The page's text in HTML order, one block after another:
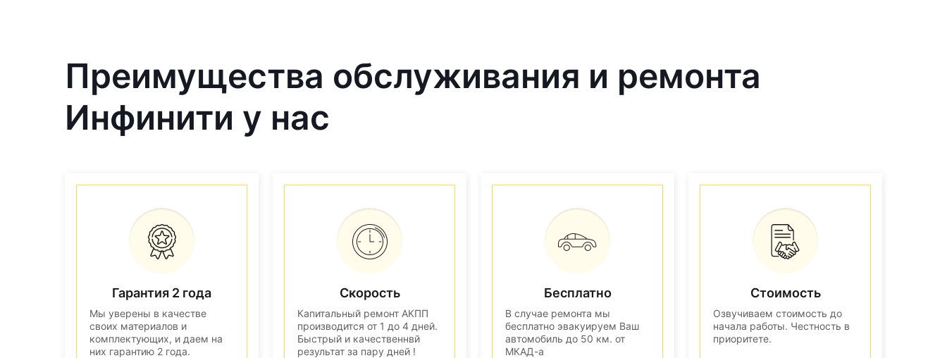
Преимущества обслуживания и ремонта
Инфинити у нас
Гарантия 2 года
Мы уверены в качестве
своих материалов и
комплектующих, и даем на
них гарантию 2 года.
Скорость
Капитальный ремонт АКПП
производится от 1 до 4 дней.
Быстрый и качественнвй
результат за пару дней !
Бесплатно
В случае ремонта мы
бесплатно эвакуируем Ваш
автомобиль до 50 км. от
МКАД-а
Стоимость
Озвучиваем стоимость до
начала работы. Честность в
приоритете.